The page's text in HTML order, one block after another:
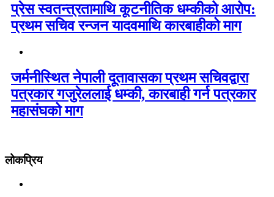
प्रेस स्वतन्त्रतामाथि कूटनीतिक धम्कीको आरोप:
प्रथम सचिव रन्जन यादवमाथि कारबाहीको माग
जर्मनीस्थित नेपाली दूतावासका प्रथम सचिवद्वारा
पत्रकार गजुरेललाई धम्की, कारबाही गर्न पत्रकार
महासंघको माग
लोकप्रिय